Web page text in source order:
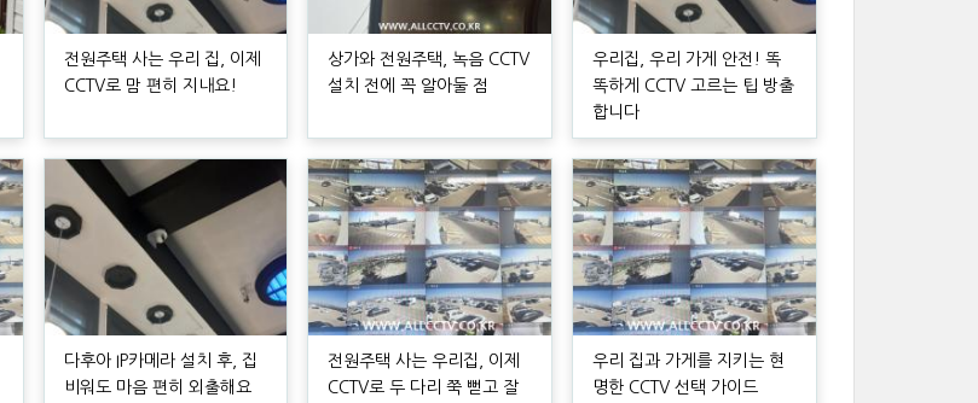
전원주택 사는 우리 집, 이제
CCTV로 맘 편히 지내요!
상가와 전원주택, 녹음 CCTV
설치 전에 꼭 알아둘 점
우리집, 우리 가게 안전! 똑
똑하게 CCTV 고르는 팁 방출
합니다
다후아 IP카메라 설치 후, 집
비워도 마음 편히 외출해요
전원주택 사는 우리집, 이제
CCTV로 두 다리 쭉 뻗고 잘
우리 집과 가게를 지키는 현
명한 CCTV 선택 가이드